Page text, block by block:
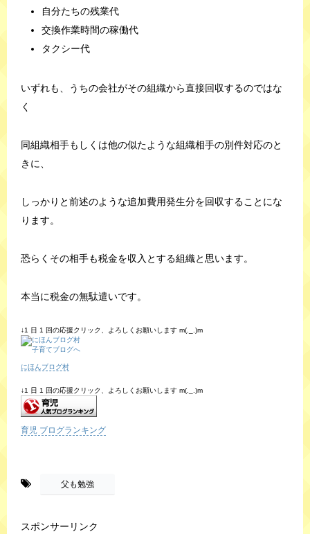
自分たちの残業代
交換作業時間の稼働代
タクシー代
いずれも、うちの会社がその組織から直接回収するのではな
く
同組織相手もしくは他の似たような組織相手の別件対応のと
きに、
しっかりと前述のような追加費用発生分を回収することにな
ります。
恐らくその相手も税金を収入とする組織と思います。
本当に税金の無駄遣いです。
↓1 日 1 回の応援クリック、よろしくお願いします m(._.)m
にほんブログ村
↓1 日 1 回の応援クリック、よろしくお願いします m(._.)m
育児 ブログランキング
父も勉強
スポンサーリンク